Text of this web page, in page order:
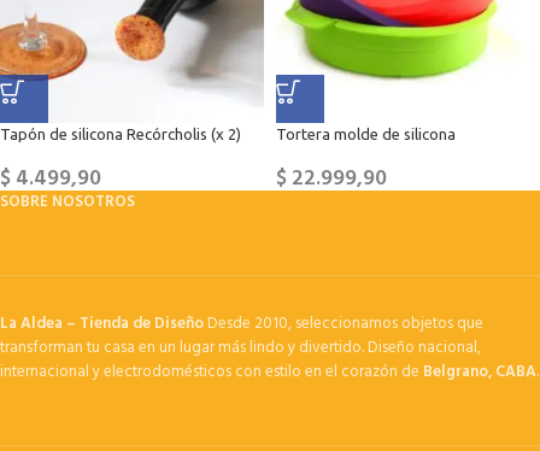
Tapón de silicona Recórcholis (x 2)
$4.499,90
Tortera molde de silicona
$22.999,90
SOBRE NOSOTROS
La Aldea – Tienda de DiseñoDesde 2010, seleccionamos objetos que
transforman tu casa en un lugar más lindo y divertido. Diseño nacional,
internacional y electrodomésticos con estilo en el corazón de Belgrano, CABA.